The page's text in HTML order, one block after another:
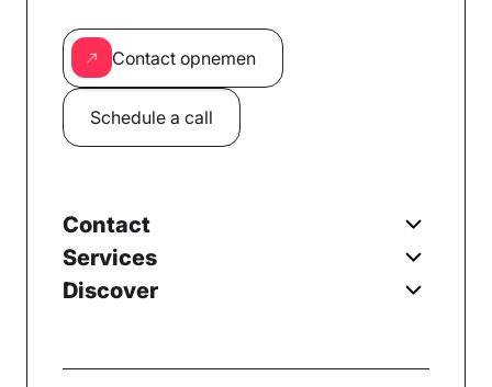
Contact opnemen
Schedule a call
Contact
Services
Discover